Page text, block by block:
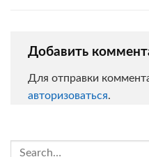
Добавить
Для отправки
авторизоваться.